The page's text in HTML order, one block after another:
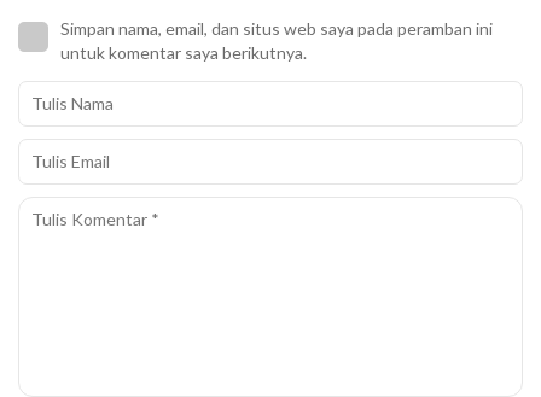
Simpan nama, email, dan situs web saya pada peramban ini
untuk komentar saya berikutnya.